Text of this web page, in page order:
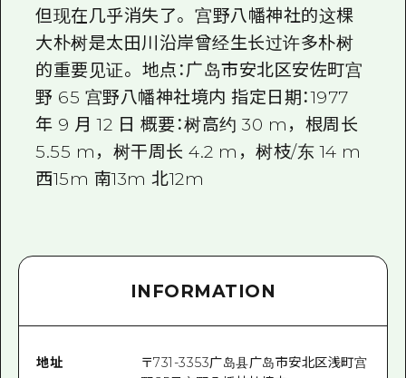
但现在几乎消失了。 宫野八幡神社的这棵
大朴树是太田川沿岸曾经生长过许多朴树
的重要见证。 地点：广岛市安北区安佐町宫
野 65 宫野八幡神社境内 指定日期：1977
年 9 月 12 日 概要：树高约 30 m，根周长
5.55 m，树干周长 4.2 m，树枝/东 14 m
西15m 南13m 北12m
INFORMATION
地址 〒731-3353广岛县广岛市安北区浅町宫